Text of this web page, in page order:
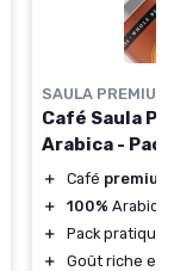
SAULA PREMIUM
Café Saula
Arabica -
＋ Café premium
＋
100% Arabica
＋
Pack pratique
＋
Goût riche et